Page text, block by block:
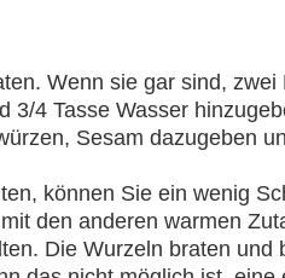
Wenn sie gar sind,
4 Tasse Wasser
Sesam dazugeben
können Sie ein wenig
den anderen warmen
Die Wurzeln braten und